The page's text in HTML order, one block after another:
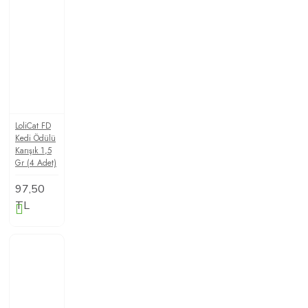
LoliCat FD
Kedi Ödülü
Karışık 1,5
Gr (4 Adet)
97,50
TL